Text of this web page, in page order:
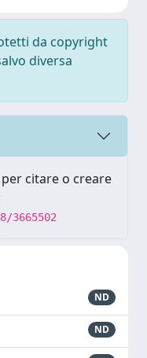
da copyright
diversa
citare o creare
ND
ND